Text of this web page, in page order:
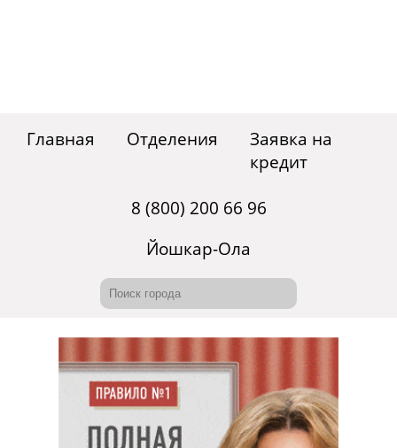
Главная Отделения
Заявка на
кредит
8 (800) 200 66 96
Йошкар-Ола